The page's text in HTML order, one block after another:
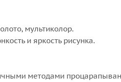
мультиколор.
и яркость рисунка.
методами